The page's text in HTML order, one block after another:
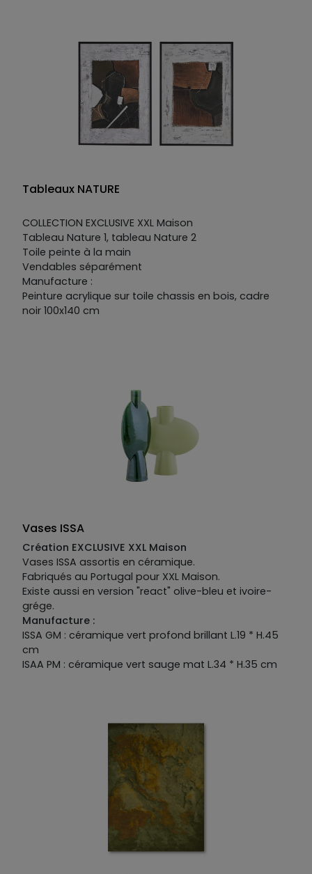
Tableaux NATURE
COLLECTION EXCLUSIVE XXL Maison
Tableau Nature 1, tableau Nature 2
Toile peinte à la main
Vendables séparément
Manufacture :
Peinture acrylique sur toile chassis en bois, cadre
noir 100x140 cm
Vases ISSA
Création EXCLUSIVE XXL Maison
Vases ISSA assortis en céramique.
Fabriqués au Portugal pour XXL Maison.
Existe aussi en version "react" olive-bleu et ivoire-
grége.
Manufacture :
ISSA GM : céramique vert profond brillant L.19 * H.45
cm
ISAA PM : céramique vert sauge mat L.34 * H.35 cm